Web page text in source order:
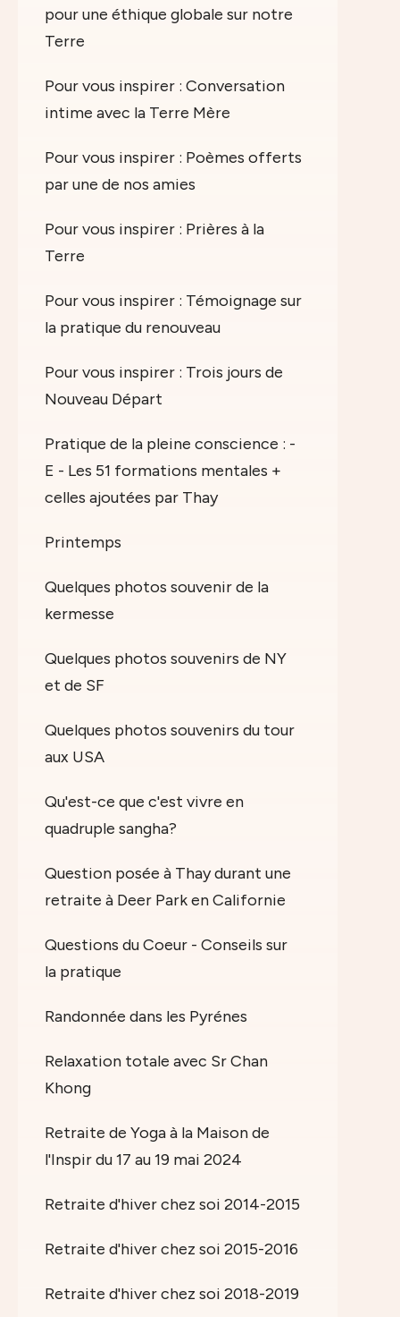
pour une éthique globale sur notre
Terre
Pour vous inspirer : Conversation
intime avec la Terre Mère
Pour vous inspirer : Poèmes offerts
par une de nos amies
Pour vous inspirer : Prières à la
Terre
Pour vous inspirer : Témoignage sur
la pratique du renouveau
Pour vous inspirer : Trois jours de
Nouveau Départ
Pratique de la pleine conscience : -
E - Les 51 formations mentales +
celles ajoutées par Thay
Printemps
Quelques photos souvenir de la
kermesse
Quelques photos souvenirs de NY
et de SF
Quelques photos souvenirs du tour
aux USA
Qu'est-ce que c'est vivre en
quadruple sangha?
Question posée à Thay durant une
retraite à Deer Park en Californie
Questions du Coeur - Conseils sur
la pratique
Randonnée dans les Pyrénes
Relaxation totale avec Sr Chan
Khong
Retraite de Yoga à la Maison de
l'Inspir du 17 au 19 mai 2024
Retraite d'hiver chez soi 2014-2015
Retraite d'hiver chez soi 2015-2016
Retraite d'hiver chez soi 2018-2019